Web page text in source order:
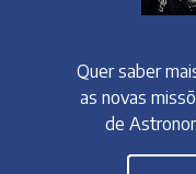
Quer saber
as novas
de